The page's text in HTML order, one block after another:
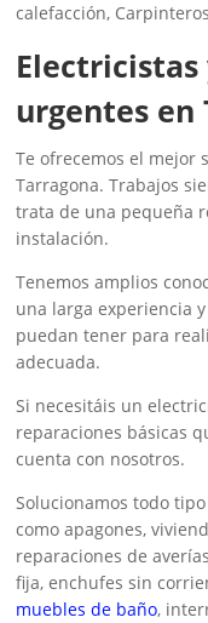
calefacción,
urgentes en
Te ofrecemos el mejor
Tarragona. Trabajos
trata de una pequeña
instalación.
Tenemos amplios
una larga experiencia
puedan tener para
adecuada.
Si necesitáis un
reparaciones básicas
cuenta con nosotros.
Solucionamos todo
como apagones,
reparaciones de
fija, enchufes sin
muebles de baño,